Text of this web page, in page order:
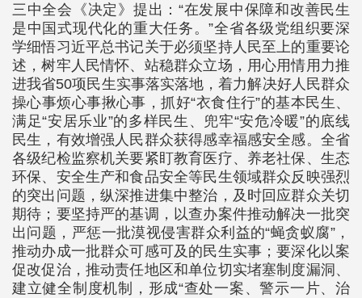
三中全会《决定》提出：“在发展中保障和改善民生
是中国式现代化的重大任务。”全省各级党组织要深
学细悟习近平总书记关于必须坚持人民至上的重要论
述，树牢人民情怀、站稳群众立场，用心用情用力推
进我省50项民生实事落实落地，着力解决好人民群众
操心事烦心事揪心事，抓好“衣食住行”的基本民生、
满足“安居乐业”的多样民生、兜牢“安危冷暖”的底线
民生，有效增强人民群众获得感幸福感安全感。全省
各级纪检监察机关要紧盯教育医疗、养老社保、生态
环保、安全生产和食品安全等民生领域群众反映强烈
的突出问题，纵深推进集中整治，及时回应群众关切
期待；要坚持严的基调，以查办案件推动解决一批突
出问题，严惩一批漠视侵害群众利益的“蝇贪蚁腐”，
推动办成一批群众可感可及的民生实事；要深化以案
促改促治，推动责任地区和单位切实堵塞制度漏洞、
建立健全制度机制，形成“查处一案、警示一片、治